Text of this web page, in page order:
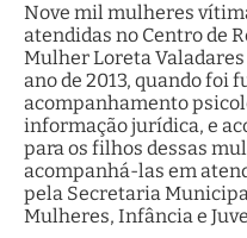
Nove mil mulheres
atendidas no Centro de
Mulher Loreta Valadares
ano de 2013, quando foi
acompanhamento
informação jurídica, e
para os filhos dessas
acompanhá-las em
pela Secretaria
Mulheres, Infância e